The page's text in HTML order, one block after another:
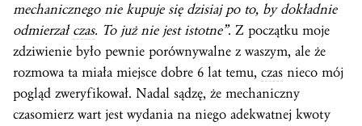
mechanicznego nie kupuje się dzisiaj po to, by dokładnie
odmierzałczas. To już nie jest istotne”. Z początku moje
zdziwienie było pewnie porównywalne z waszym, ale że
rozmowa ta miała miejsce dobre 6 lat temu, czas nieco mój
pogląd zweryfikował. Nadal sądzę, że mechaniczny
czasomierz wart jest wydania na niego adekwatnej kwoty